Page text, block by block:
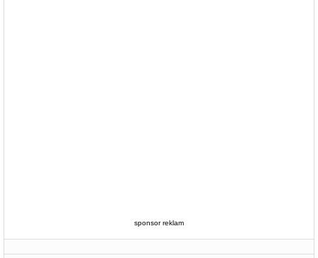
sponsor reklam